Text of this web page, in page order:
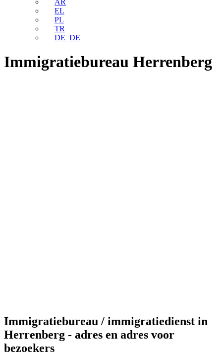
AR
EL
PL
TR
DE_DE
Immigratiebureau Herrenberg
Immigratiebureau / immigratiedienst in
Herrenberg - adres en adres voor
bezoekers